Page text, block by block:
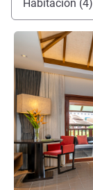
Habitación (4)
Más información